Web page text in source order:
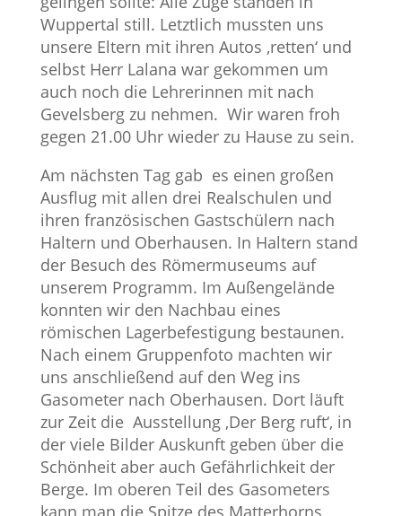
Wuppertal still. Letztlich mussten uns
unsere Eltern mit ihren Autos ‚retten‘ und
selbst Herr Lalana war gekommen um
auch noch die Lehrerinnen mit nach
Gevelsberg zu nehmen. Wir waren froh
gegen 21.00 Uhr wieder zu Hause zu sein.
Am nächsten Tag gab es einen großen
Ausflug mit allen drei Realschulen und
ihren französischen Gastschülern nach
Haltern und Oberhausen. In Haltern stand
der Besuch des Römermuseums auf
unserem Programm. Im Außengelände
konnten wir den Nachbau eines
römischen Lagerbefestigung bestaunen.
Nach einem Gruppenfoto machten wir
uns anschließend auf den Weg ins
Gasometer nach Oberhausen. Dort läuft
zur Zeit die Ausstellung ‚Der Berg ruft‘, in
der viele Bilder Auskunft geben über die
Schönheit aber auch Gefährlichkeit der
Berge. Im oberen Teil des Gasometers
kann man die Spitze des Matterhorns